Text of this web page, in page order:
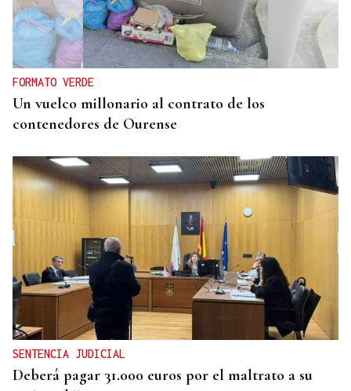
FORMATO VERDE
Un vuelco millonario al contrato de los
contenedores de Ourense
SENTENCIA JUDICIAL
Deberá pagar 31.000 euros por el maltrato a su